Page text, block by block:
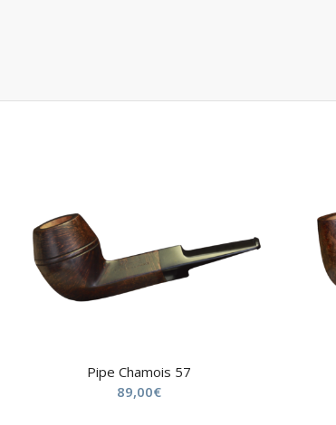
Pipe Chamois 57
89,00€